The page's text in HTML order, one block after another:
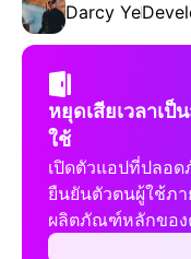
Darcy Ye
หยุดเสียเวลาเ
ใช้
เปิดตัวแอปที่ปลอด
ยืนยันตัวตนผู้ใช้ภ
ผลิตภัณฑ์หลักขอ